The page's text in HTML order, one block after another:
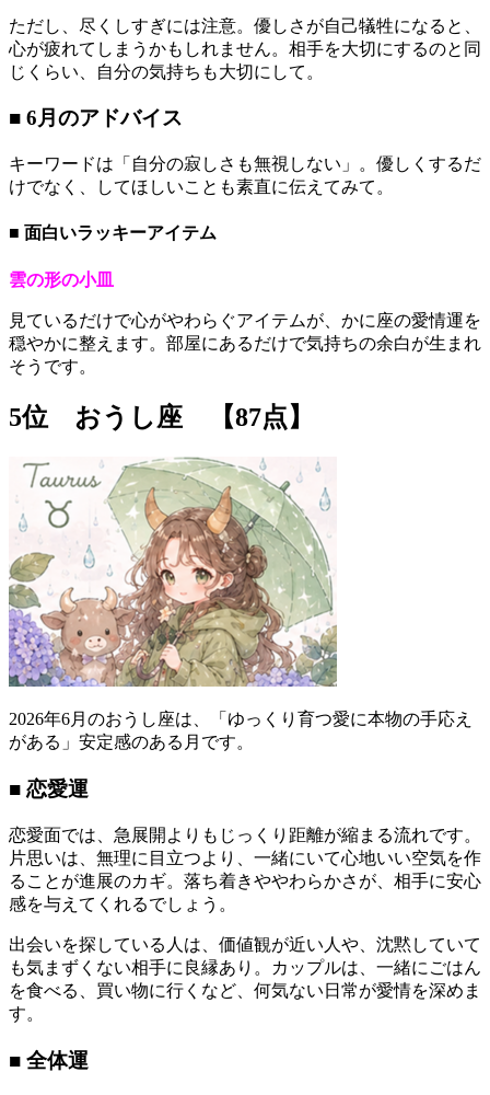
ただし、尽くしすぎには注意。優しさが自己犠牲になると、
心が疲れてしまうかもしれません。相手を大切にするのと同
じくらい、自分の気持ちも大切にして。
■ 6月のアドバイス
キーワードは「自分の寂しさも無視しない」。優しくするだ
けでなく、してほしいことも素直に伝えてみて。
■ 面白いラッキーアイテム
雲の形の小皿
見ているだけで心がやわらぐアイテムが、かに座の愛情運を
穏やかに整えます。部屋にあるだけで気持ちの余白が生まれ
そうです。
5位 おうし座 【87点】
2026年6月のおうし座は、「ゆっくり育つ愛に本物の手応え
がある」安定感のある月です。
■ 恋愛運
恋愛面では、急展開よりもじっくり距離が縮まる流れです。
片思いは、無理に目立つより、一緒にいて心地いい空気を作
ることが進展のカギ。落ち着きややわらかさが、相手に安心
感を与えてくれるでしょう。
出会いを探している人は、価値観が近い人や、沈黙していて
も気まずくない相手に良縁あり。カップルは、一緒にごはん
を食べる、買い物に行くなど、何気ない日常が愛情を深めま
す。
■ 全体運